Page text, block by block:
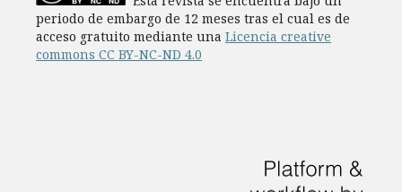
periodo de embargo de 12 meses tras el cual es de
acceso gratuito mediante una Licencia creative
commons CC BY-NC-ND 4.0